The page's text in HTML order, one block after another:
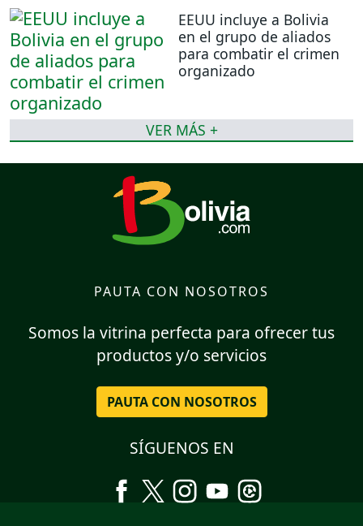
EEUU incluye a Bolivia
en el grupo de aliados
para combatir el crimen
organizado
VER MÁS +
PAUTA CON NOSOTROS
Somos la vitrina perfecta para ofrecer tus
productos y/o servicios
PAUTA CON NOSOTROS
SÍGUENOS EN